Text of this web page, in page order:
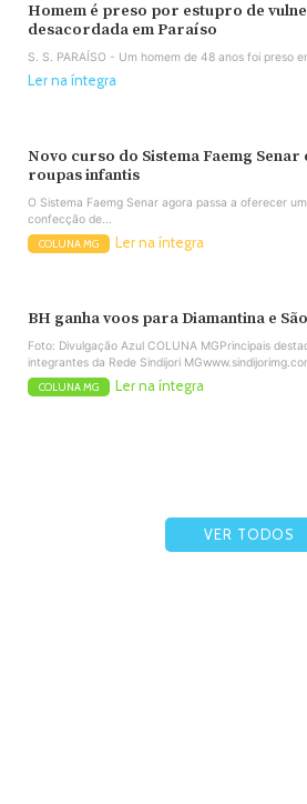
Homem é preso por estupro de
desacordada em Paraíso
S. S. PARAÍSO - Um homem de 48 anos foi preso
Ler na íntegra
Novo curso do Sistema Faemg
roupas infantis
O Sistema Faemg Senar agora passa a oferecer
confecção de...
COLUNA MG Ler na íntegra
BH ganha voos para Diamantina e
Foto: Divulgação Azul COLUNA MGPrincipais
integrantes da Rede Sindijori
COLUNA MG Ler na íntegra
VER TODOS